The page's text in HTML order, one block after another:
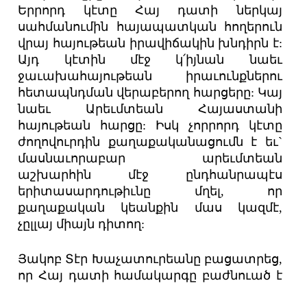
Երրորդ կէտը Հայ դատի ներկայ
սահմանումին հայապատկան հողերուն
վրայ հայութեան իրավիճակին խնդիրն է:
Այդ կէտին մէջ կ՛իյնան նաեւ
ջաւախահայութեան իրաւունքներու
հետապնդման վերաբերող հարցերը: Կայ
նաեւ Արեւմտեան Հայաստանի
հայութեան հարցը: Իսկ չորրորդ կէտը
ժողովուրդին քաղաքականացումն է եւ`
մասնաւորաբար արեւմտեան
աշխարհին մէջ ընդհանրապէս
երիտասարդութիւնը մղել, որ
քաղաքական կեանքին մաս կազմէ,
չըլլայ միայն դիտող:
Յակոբ Տէր Խաչատուրեանը բացատրեց,
որ Հայ դատի համակարգը բաժնուած է